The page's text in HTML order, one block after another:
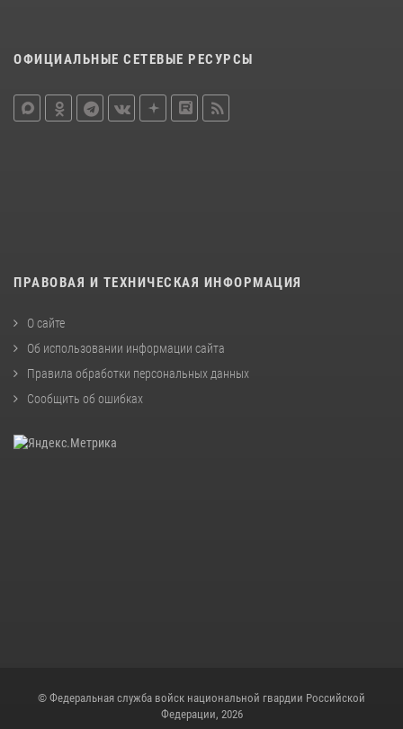
ОФИЦИАЛЬНЫЕ СЕТЕВЫЕ РЕСУРСЫ
ПРАВОВАЯ И ТЕХНИЧЕСКАЯ ИНФОРМАЦИЯ
О сайте
Об использовании информации сайта
Правила обработки персональных данных
Сообщить об ошибках
© Федеральная служба войск национальной гвардии Российской
Федерации, 2026